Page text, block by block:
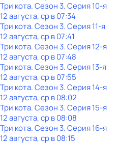
Три кота. Сезон 3. Серия 10-я
12 августа, ср в 07:34
Три кота. Сезон 3. Серия 11-я
12 августа, ср в 07:41
Три кота. Сезон 3. Серия 12-я
12 августа, ср в 07:48
Три кота. Сезон 3. Серия 13-я
12 августа, ср в 07:55
Три кота. Сезон 3. Серия 14-я
12 августа, ср в 08:02
Три кота. Сезон 3. Серия 15-я
12 августа, ср в 08:08
Три кота. Сезон 3. Серия 16-я
12 августа, ср в 08:15